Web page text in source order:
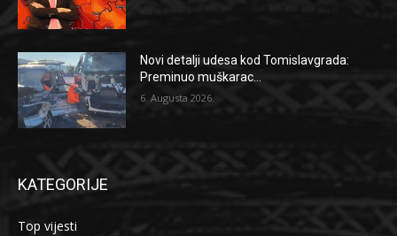
Novi detalji udesa kod Tomislavgrada:
Preminuo muškarac...
6. Augusta 2026.
KATEGORIJE
Top vijesti